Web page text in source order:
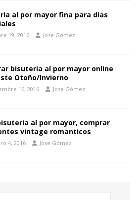
al por mayor fina para dias
19, 2016 Jose Gómez
bisuteria al por mayor online
Otoño/Invierno
16, 2016 Jose Gómez
al por mayor, comprar
vintage romanticos
4, 2016 Jose Gómez